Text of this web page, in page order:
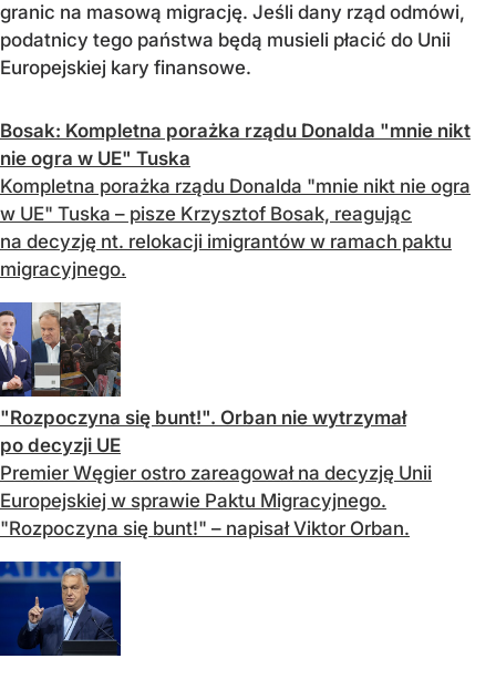
granic na masową migrację. Jeśli dany rząd odmówi,
podatnicy tego państwa będą musieli płacić do Unii
Europejskiej kary finansowe.
Bosak: Kompletna porażka rządu Donalda "mnie nikt
nie ogra w UE" Tuska
Kompletna porażka rządu Donalda "mnie nikt nie ogra
w UE" Tuska – pisze Krzysztof Bosak, reagując
na decyzję nt. relokacji imigrantów w ramach paktu
migracyjnego.
"Rozpoczyna się bunt!". Orban nie wytrzymał
po decyzji UE
Premier Węgier ostro zareagował na decyzję Unii
Europejskiej w sprawie Paktu Migracyjnego.
"Rozpoczyna się bunt!" – napisał Viktor Orban.